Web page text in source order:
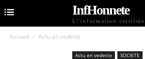
InfHonnete
L\'information certifiée
Accueil Actu en vedette
Actu en vedette SOCIETE